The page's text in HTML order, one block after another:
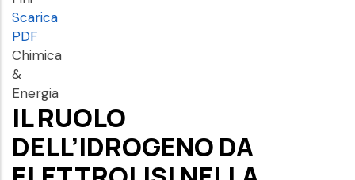
Scarica
PDF
Chimica
&
Energia
IL RUOLO
DELL’IDROGENO DA